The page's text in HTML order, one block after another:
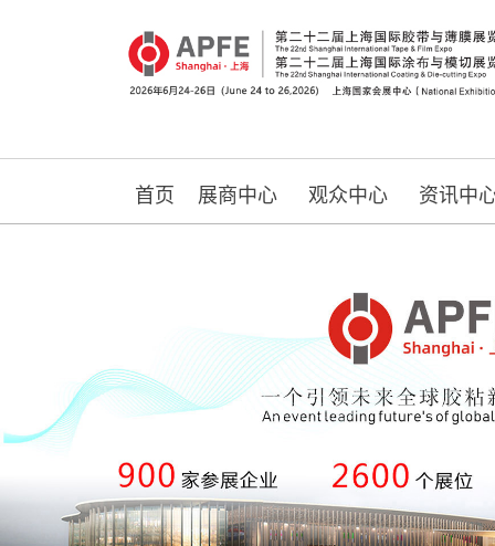
首页 展商中心 观众中心 资讯中